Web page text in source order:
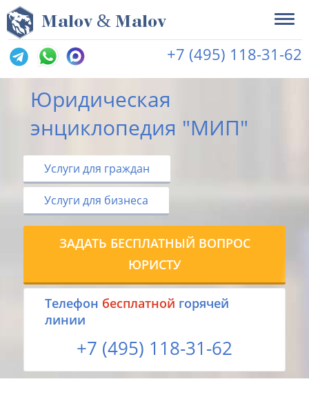
Malov & Malov
+7 (495) 118-31-62
Юридическая
энциклопедия "МИП"
Услуги для граждан
Услуги для бизнеса
ЗАДАТЬ БЕСПЛАТНЫЙ ВОПРОС
ЮРИСТУ
Tелефон бесплатной горячей
линии
+7 (495) 118-31-62